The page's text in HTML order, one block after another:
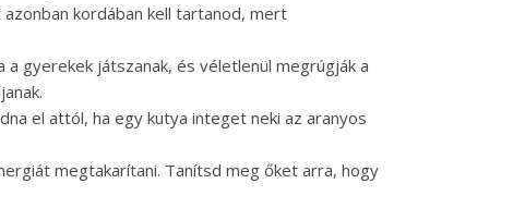
kordában kell tartanod, mert
a gyerekek játszanak, és véletlenül megrúgják a
el attól, ha egy kutya integet neki az aranyos
megtakarítani. Tanítsd meg őket arra, hogy